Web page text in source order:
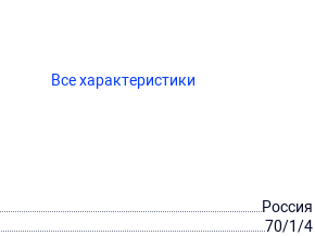
Все характеристики
Россия
70/1/4